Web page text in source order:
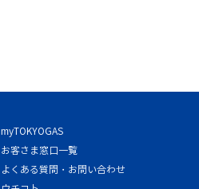
myTOKYOGAS
お客さま窓口一覧
よくある質問・お問い合わせ